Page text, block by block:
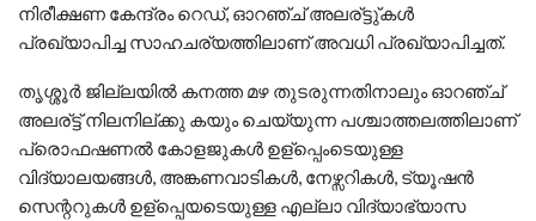
നിരീക്ഷണ കേന്ദ്രം റെഡ്, ഓറഞ്ച് അലര്ട്ടു്കള്‍
പ്രഖ്യാപിച്ച സാഹചര്യത്തിലാണ് അവധി പ്രഖ്യാപിച്ചത്.
തൃശ്ശൂര്‍ ജില്ലയില്‍ കനത്ത മഴ തുടരുന്നതിനാലും ഓറഞ്ച്
അലര്ട്ട് നിലനില്ക്കു കയും ചെയ്യുന്ന പശ്ചാത്തലത്തിലാണ്
പ്രൊഫഷണല്‍ കോളജുകള്‍ ഉള്പ്പെംടെയുള്ള
വിദ്യാലയങ്ങള്‍, അങ്കണവാടികള്‍, നേഴ്സറികള്‍, ട്യൂഷന്‍
സെന്ററുകള്‍ ഉള്പ്പെയടെയുള്ള എല്ലാ വിദ്യാഭ്യാസ